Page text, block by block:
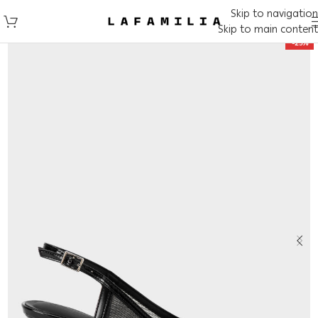
Skip to navigation
Skip to main content
-25%